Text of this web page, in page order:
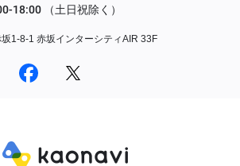
1-8-1 赤坂インターシティAIR 33F